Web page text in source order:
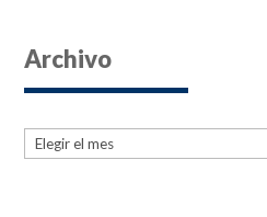
Archivo
Archives